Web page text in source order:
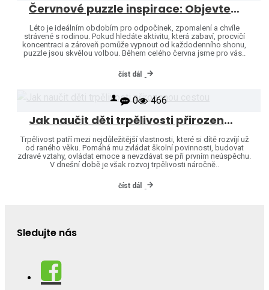
Červnové puzzle inspirace: Objevte svět značek Heye a Jumbo
Léto je ideálním obdobím pro odpočinek, zpomalení a chvíle
strávené s rodinou. Pokud hledáte aktivitu, která zabaví, procvičí
koncentraci a zároveň pomůže vypnout od každodenního shonu,
puzzle jsou skvělou volbou. Během celého června jsme pro vás..
číst dál
0 466
Jak naučit děti trpělivosti přirozenou cestou
Trpělivost patří mezi nejdůležitější vlastnosti, které si dítě rozvíjí už
od raného věku. Pomáhá mu zvládat školní povinnosti, budovat
zdravé vztahy, ovládat emoce a nevzdávat se při prvním neúspěchu.
V dnešní době je však rozvoj trpělivosti náročně..
číst dál
Sledujte nás